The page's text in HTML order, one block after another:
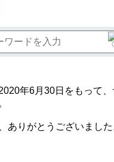
年6月30日をもって
ありがとうございました